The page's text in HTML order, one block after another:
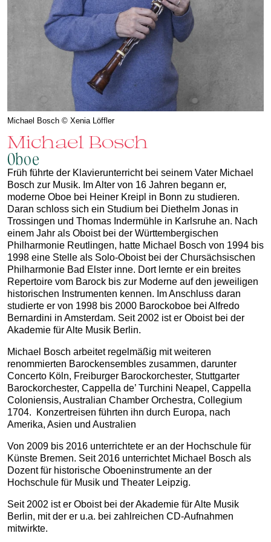
Michael Bosch © Xenia Löffler
Michael Bosch
Oboe
Früh führte der Klavierunterricht bei seinem Vater Michael
Bosch zur Musik. Im Alter von 16 Jahren begann er,
moderne Oboe bei Heiner Kreipl in Bonn zu studieren.
Daran schloss sich ein Studium bei Diethelm Jonas in
Trossingen und Thomas Indermühle in Karlsruhe an. Nach
einem Jahr als Oboist bei der Württembergischen
Philharmonie Reutlingen, hatte Michael Bosch von 1994 bis
1998 eine Stelle als Solo-Oboist bei der Chursächsischen
Philharmonie Bad Elster inne. Dort lernte er ein breites
Repertoire vom Barock bis zur Moderne auf den jeweiligen
historischen Instrumenten kennen. Im Anschluss daran
studierte er von 1998 bis 2000 Barockoboe bei Alfredo
Bernardini in Amsterdam. Seit 2002 ist er Oboist bei der
Akademie für Alte Musik Berlin.
Michael Bosch arbeitet regelmäßig mit weiteren
renommierten Barockensembles zusammen, darunter
Concerto Köln, Freiburger Barockorchester, Stuttgarter
Barockorchester, Cappella de’ Turchini Neapel, Cappella
Coloniensis, Australian Chamber Orchestra, Collegium
1704. Konzertreisen führten ihn durch Europa, nach
Amerika, Asien und Australien
Von 2009 bis 2016 unterrichtete er an der Hochschule für
Künste Bremen. Seit 2016 unterrichtet Michael Bosch als
Dozent für historische Oboeninstrumente an der
Hochschule für Musik und Theater Leipzig.
Seit 2002 ist er Oboist bei der Akademie für Alte Musik
Berlin, mit der er u.a. bei zahlreichen CD-Aufnahmen
mitwirkte.